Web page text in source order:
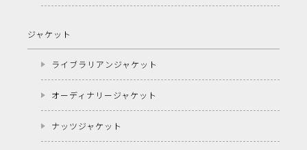
ジャケット
ライブラリアンジャケット
オーディナリージャケット
ナッツジャケット